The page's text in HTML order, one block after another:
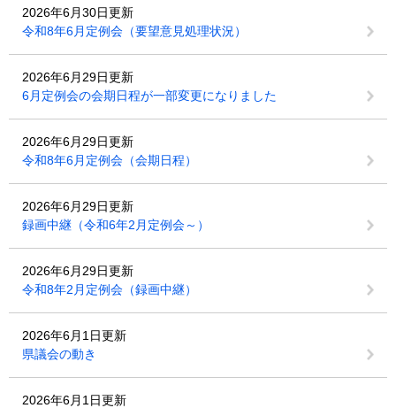
2026年6月30日更新
令和8年6月定例会（要望意見処理状況）
2026年6月29日更新
6月定例会の会期日程が一部変更になりました
2026年6月29日更新
令和8年6月定例会（会期日程）
2026年6月29日更新
録画中継（令和6年2月定例会～）
2026年6月29日更新
令和8年2月定例会（録画中継）
2026年6月1日更新
県議会の動き
2026年6月1日更新